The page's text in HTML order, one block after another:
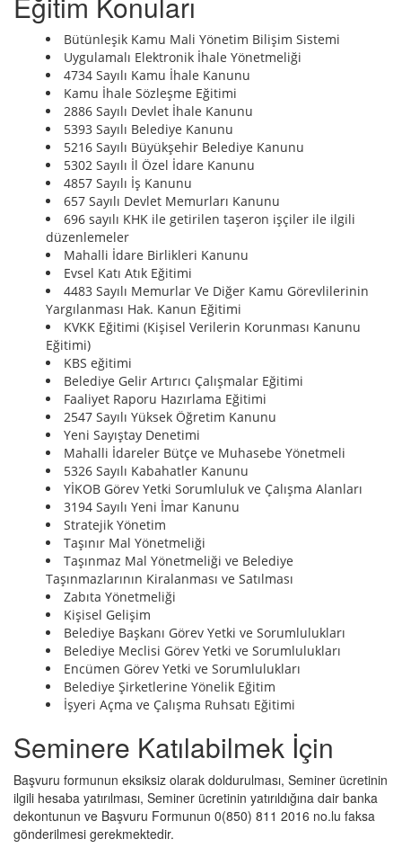
Bütünleşik Kamu Mali Yönetim Bilişim Sistemi
Uygulamalı Elektronik İhale Yönetmeliği
4734 Sayılı Kamu İhale Kanunu
Kamu İhale Sözleşme Eğitimi
2886 Sayılı Devlet İhale Kanunu
5393 Sayılı Belediye Kanunu
5216 Sayılı Büyükşehir Belediye Kanunu
5302 Sayılı İl Özel İdare Kanunu
4857 Sayılı İş Kanunu
657 Sayılı Devlet Memurları Kanunu
696 sayılı KHK ile getirilen taşeron işçiler ile ilgili
düzenlemeler
Mahalli İdare Birlikleri Kanunu
Evsel Katı Atık Eğitimi
4483 Sayılı Memurlar Ve Diğer Kamu Görevlilerinin
Yargılanması Hak. Kanun Eğitimi
KVKK Eğitimi (Kişisel Verilerin Korunması Kanunu
Eğitimi)
KBS eğitimi
Belediye Gelir Artırıcı Çalışmalar Eğitimi
Faaliyet Raporu Hazırlama Eğitimi
2547 Sayılı Yüksek Öğretim Kanunu
Yeni Sayıştay Denetimi
Mahalli İdareler Bütçe ve Muhasebe Yönetmeli
5326 Sayılı Kabahatler Kanunu
YİKOB Görev Yetki Sorumluluk ve Çalışma Alanları
3194 Sayılı Yeni İmar Kanunu
Stratejik Yönetim
Taşınır Mal Yönetmeliği
Taşınmaz Mal Yönetmeliği ve Belediye
Taşınmazlarının Kiralanması ve Satılması
Zabıta Yönetmeliği
Kişisel Gelişim
Belediye Başkanı Görev Yetki ve Sorumlulukları
Belediye Meclisi Görev Yetki ve Sorumlulukları
Encümen Görev Yetki ve Sorumlulukları
Belediye Şirketlerine Yönelik Eğitim
İşyeri Açma ve Çalışma Ruhsatı Eğitimi
Seminere Katılabilmek İçin
Başvuru formunun eksiksiz olarak doldurulması, Seminer ücretinin
ilgili hesaba yatırılması, Seminer ücretinin yatırıldığına dair banka
dekontunun ve Başvuru Formunun 0(850) 811 2016 no.lu faksa
gönderilmesi gerekmektedir.